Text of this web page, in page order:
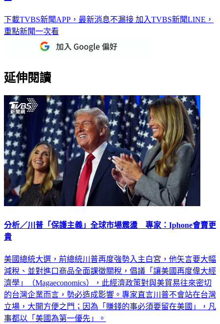
下載TVBS新聞APP，最新消息不漏接 加入TVBS新聞LINE，
重點新聞一次看
延伸閱讀
分析／川普「保護主義」全球市場震盪 專家：Iphone會賣更
貴
美國總統大選，前總統川普再度強勢入主白宮，他矢言要大幅
減稅、並對進口商品全面課徵關稅，倡議「讓美國再度偉大經
濟學」（Magaeconomics），此經濟政策對與美貿易往來密切
的台灣企業而言，勢必造成影響。專家直言川普不會站在台灣
立場，大開方便之門；因為「賺錢的事必須要留在美國」，凡
事都以「美國為第一優先」。